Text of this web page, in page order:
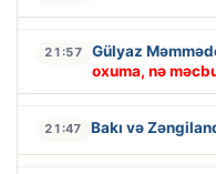
21:57 Gülyaz
oxuma, nə
21:47 Bakı və